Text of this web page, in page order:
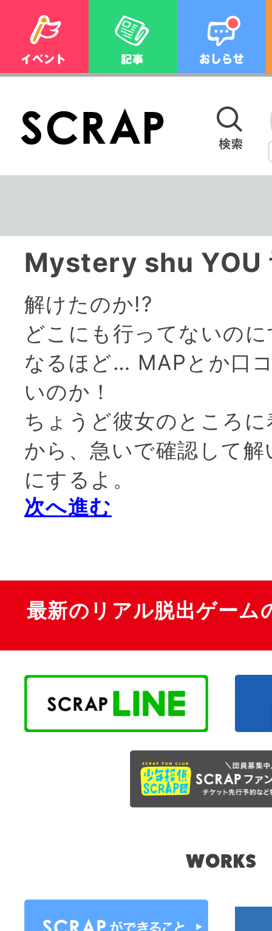
Mystery shu YOU
解けたのか!?
どこにも行ってないの
なるほど… MAPとか口
いのか！
ちょうど彼女のところ
から、急いで確認して
にするよ。
次へ進む
最新のリアル脱出ゲーム